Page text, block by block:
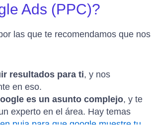
Ads (PPC)?
las que te recomendamos que nos
resultados para ti, y nos
en eso.
es un asunto complejo, y te
experto en el área. Hay temas
puja para que google muestre tu